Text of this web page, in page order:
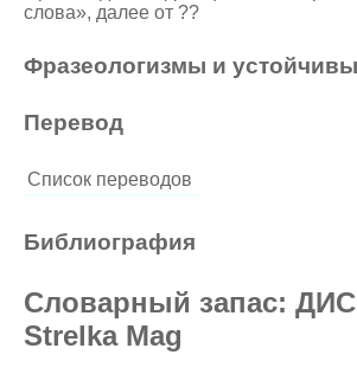
слова», далее от ??
Фразеологизмы и
Перевод
Список переводов
Библиография
​Словарный запас:
Strelka Mag